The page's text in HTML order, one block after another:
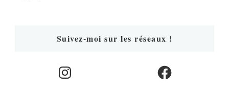
Suivez-moi sur les réseaux !
Instagram Facebook